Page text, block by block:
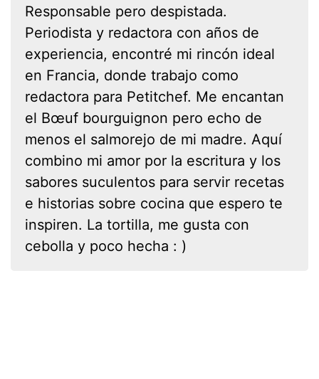
Responsable pero despistada.
Periodista y redactora con años de
experiencia, encontré mi rincón ideal
en Francia, donde trabajo como
redactora para Petitchef. Me encantan
el Bœuf bourguignon pero echo de
menos el salmorejo de mi madre. Aquí
combino mi amor por la escritura y los
sabores suculentos para servir recetas
e historias sobre cocina que espero te
inspiren. La tortilla, me gusta con
cebolla y poco hecha : )